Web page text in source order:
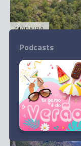
MADEIRA
Curral das
189.º
1 Out 14:40
Podcasts